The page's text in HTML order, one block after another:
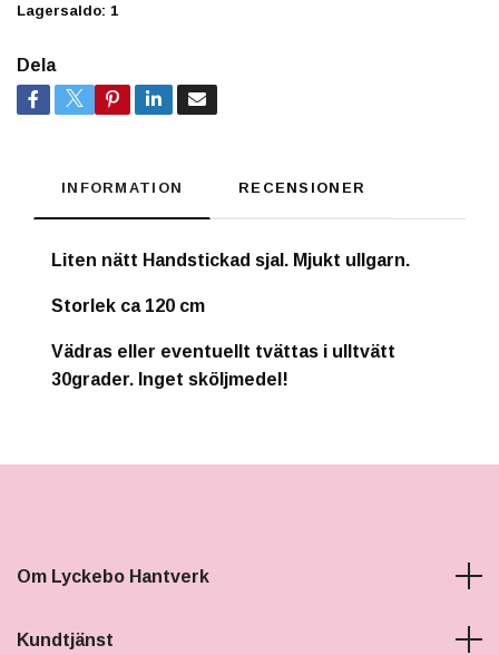
Lagersaldo: 1
Dela
INFORMATION RECENSIONER
Liten nätt Handstickad sjal. Mjukt ullgarn.
Storlek ca 120 cm
Vädras eller eventuellt tvättas i ulltvätt
30grader. Inget sköljmedel!
Om Lyckebo Hantverk
Kundtjänst